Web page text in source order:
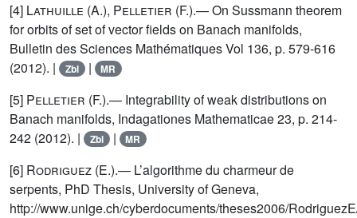
[4] Lathuille (A.), Pelletier (F.).— On Sussmann theorem
for orbits of set of vector fields on Banach manifolds,
Bulletin des Sciences Mathématiques Vol 136, p. 579-616
(2012). |
Zbl | MR
[5] Pelletier (F.).— Integrability of weak distributions on
Banach manifolds, Indagationes Mathematicae 23, p. 214-
242 (2012). |
Zbl | MR
[6] Rodriguez (E.).— L’algorithme du charmeur de
serpents, PhD Thesis, University of Geneva,
http://www.unige.ch/cyberdocuments/theses2006/